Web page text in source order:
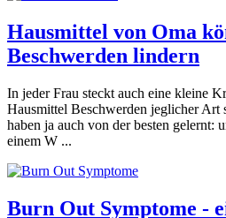
Hausmittel von Oma
Beschwerden lindern
In jeder Frau steckt auch eine kleine
Hausmittel Beschwerden jeglicher Art
haben ja auch von der besten gelernt:
einem W ...
Burn Out Symptome -